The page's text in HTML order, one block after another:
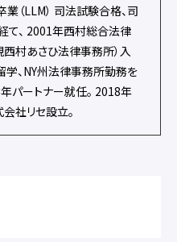
業（LLM） 司法試験合格、司
て、 2001年西村総合法律
西村あさひ法律事務所）入
学、NY州法律事務所勤務を
パートナー就任。 2018年
社リセ設立。